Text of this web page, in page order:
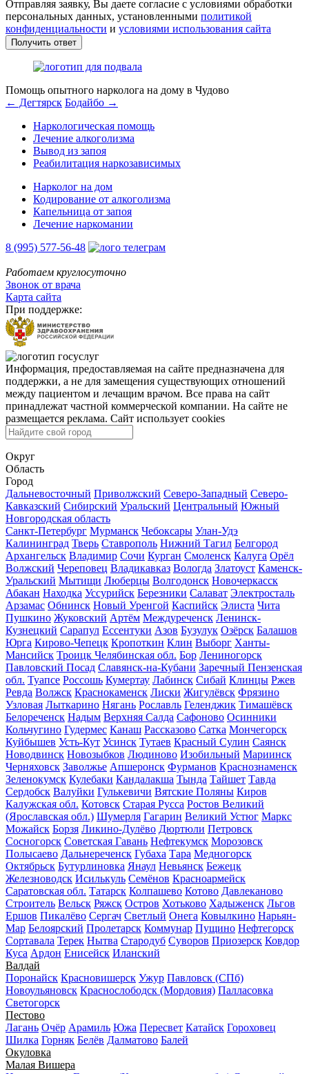
Отправляя заявку, Вы даете согласие с условиями обработки
персональных данных, установленными политикой
конфиденциальности и условиями использования сайта
Получить ответ
Помощь опытного нарколога на дому в Чудово
← Дегтярск Бодайбо →
Наркологическая помощь
Лечение алкоголизма
Вывод из запоя
Реабилитация наркозависимых
Нарколог на дом
Кодирование от алкоголизма
Капельница от запоя
Лечение наркомании
8 (995) 577-56-48
Работаем круглосуточно
Звонок от врача
Карта сайта
При поддержке:
Информация, предоставляемая на сайте предназначена для
поддержки, а не для замещения существующих отношений
между пациентом и лечащим врачом. Все права на сайт
принадлежат частной коммерческой компании. На сайте не
размещается реклама. Сайт использует cookies
Округ
Область
Город
Дальневосточный Приволжский Северо-Западный Северо-
Кавказский Сибирский Уральский Центральный Южный
Новгородская область
Санкт-Петербург Мурманск Чебоксары Улан-Удэ
Калининград Тверь Ставрополь Нижний Тагил Белгород
Архангельск Владимир Сочи Курган Смоленск Калуга Орёл
Волжский Череповец Владикавказ Вологда Златоуст Каменск-
Уральский Мытищи Люберцы Волгодонск Новочеркасск
Абакан Находка Уссурийск Березники Салават Электросталь
Арзамас Обнинск Новый Уренгой Каспийск Элиста Чита
Пушкино Жуковский Артём Междуреченск Ленинск-
Кузнецкий Сарапул Ессентуки Азов Бузулук Озёрск Балашов
Юрга Кирово-Чепецк Кропоткин Клин Выборг Ханты-
Мансийск Троицк Челябинская обл. Бор Лениногорск
Павловский Посад Славянск-на-Кубани Заречный Пензенская
обл. Туапсе Россошь Кумертау Лабинск Сибай Клинцы Ржев
Ревда Волжск Краснокаменск Лиски Жигулёвск Фрязино
Узловая Лыткарино Нягань Рославль Геленджик Тимашёвск
Белореченск Надым Верхняя Салда Сафоново Осинники
Кольчугино Гудермес Канаш Рассказово Сатка Мончегорск
Куйбышев Усть-Кут Усинск Тутаев Красный Сулин Саянск
Новодвинск Новозыбков Людиново Изобильный Мариинск
Черняховск Заволжье Апшеронск Фурманов Краснознаменск
Зеленокумск Кулебаки Кандалакша Тында Тайшет Тавда
Сердобск Валуйки Гулькевичи Вятские Поляны Киров
Калужская обл. Котовск Старая Русса Ростов Великий
(Ярославская обл.) Шумерля Гагарин Великий Устюг Маркс
Можайск Борзя Ликино-Дулёво Дюртюли Петровск
Сосногорск Советская Гавань Нефтекумск Морозовск
Полысаево Дальнереченск Губаха Тара Медногорск
Октябрьск Бутурлиновка Янаул Невьянск Бежецк
Железноводск Исилькуль Семёнов Красноармейск
Саратовская обл. Татарск Колпашево Котово Давлеканово
Строитель Вельск Ряжск Остров Хотьково Хадыженск Льгов
Ершов Пикалёво Сергач Светлый Онега Ковылкино Нарьян-
Мар Белоярский Пролетарск Коммунар Пущино Нефтегорск
Сортавала Терек Нытва Стародуб Суворов Приозерск Ковдор
Куса Ардон Енисейск Иланский
Валдай
Поронайск Красновишерск Ужур Павловск (СПб)
Новоульяновск Краснослободск (Мордовия) Палласовка
Светогорск
Пестово
Лагань Очёр Арамиль Южа Пересвет Катайск Гороховец
Шилка Горняк Белёв Далматово Балей
Окуловка
Малая Вишера